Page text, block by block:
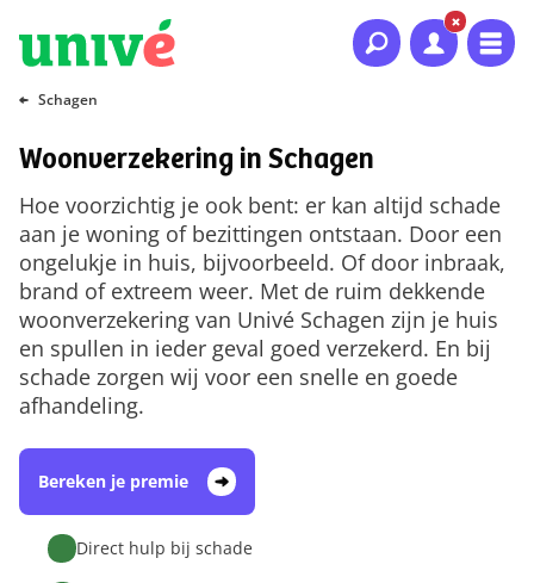
Naar hoofdinhoud
Naar hoofdnavigatie
Naar footer
Schagen
Woonverzekering in Schagen
Hoe voorzichtig je ook bent: er kan altijd schade
aan je woning of bezittingen ontstaan. Door een
ongelukje in huis, bijvoorbeeld. Of door inbraak,
brand of extreem weer. Met de ruim dekkende
woonverzekering van Univé Schagen zijn je huis
en spullen in ieder geval goed verzekerd. En bij
schade zorgen wij voor een snelle en goede
afhandeling.
Bereken je premie
Direct hulp bij schade